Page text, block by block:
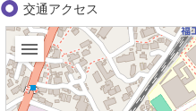
交通アクセス